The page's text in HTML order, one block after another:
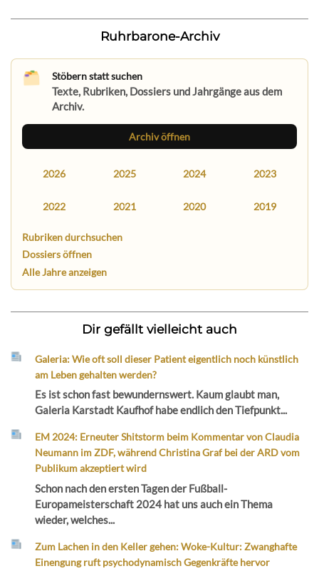
Ruhrbarone-Archiv
Stöbern statt suchen
Texte, Rubriken, Dossiers und Jahrgänge aus dem
Archiv.
Archiv öffnen
2026 2025 2024 2023
2022 2021 2020 2019
Rubriken durchsuchen
Dossiers öffnen
Alle Jahre anzeigen
Dir gefällt vielleicht auch
Galeria: Wie oft soll dieser Patient eigentlich noch künstlich
am Leben gehalten werden?
Es ist schon fast bewundernswert. Kaum glaubt man,
Galeria Karstadt Kaufhof habe endlich den Tiefpunkt...
EM 2024: Erneuter Shitstorm beim Kommentar von Claudia
Neumann im ZDF, während Christina Graf bei der ARD vom
Publikum akzeptiert wird
Schon nach den ersten Tagen der Fußball-
Europameisterschaft 2024 hat uns auch ein Thema
wieder, welches...
Zum Lachen in den Keller gehen: Woke-Kultur: Zwanghafte
Einengung ruft psychodynamisch Gegenkräfte hervor